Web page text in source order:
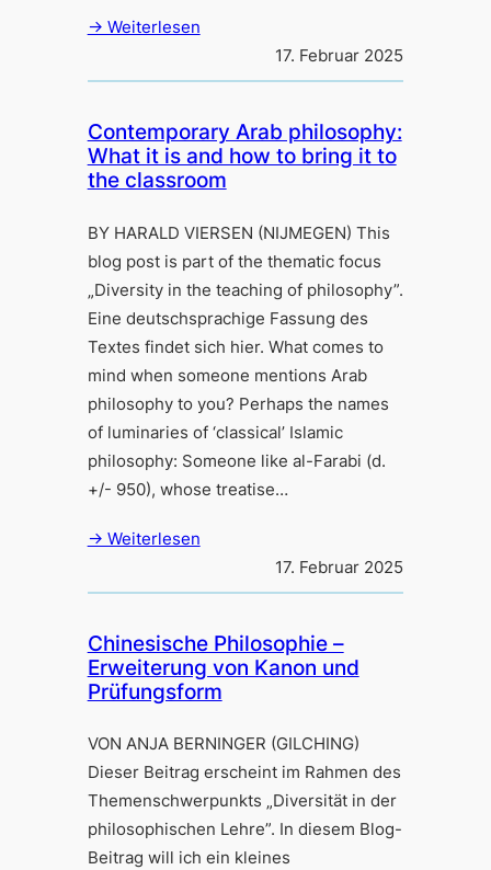
→ Weiterlesen
17. Februar 2025
Contemporary Arab philosophy:
What it is and how to bring it to
the classroom
BY HARALD VIERSEN (NIJMEGEN) This
blog post is part of the thematic focus
„Diversity in the teaching of philosophy”.
Eine deutschsprachige Fassung des
Textes findet sich hier. What comes to
mind when someone mentions Arab
philosophy to you? Perhaps the names
of luminaries of ‘classical’ Islamic
philosophy: Someone like al-Farabi (d.
+/- 950), whose treatise…
→ Weiterlesen
17. Februar 2025
Chinesische Philosophie –
Erweiterung von Kanon und
Prüfungsform
VON ANJA BERNINGER (GILCHING)
Dieser Beitrag erscheint im Rahmen des
Themenschwerpunkts „Diversität in der
philosophischen Lehre”. In diesem Blog-
Beitrag will ich ein kleines